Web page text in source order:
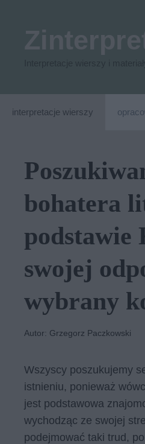
interpretacje wierszy
bohatera
podstawie
swojej
wybrany
Autor: Grzegorz Paczkowski
Wszyscy poszukujemy
istnieniu, ponieważ
jest podstawowa
wychodząc ze swojej
podejmować taki trud,